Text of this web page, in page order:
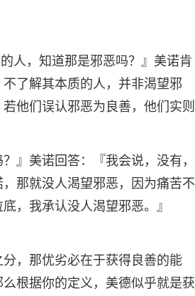
人，知道那是邪恶吗？』美诺肯
了解其本质的人，并非渴望邪
他们误认邪恶为良善，他们实则
』美诺回答：『我会说，没有，
那就没人渴望邪恶，因为痛苦不
，我承认没人渴望邪恶。』
，那优劣必在于获得良善的能
根据你的定义，美德似乎就是获